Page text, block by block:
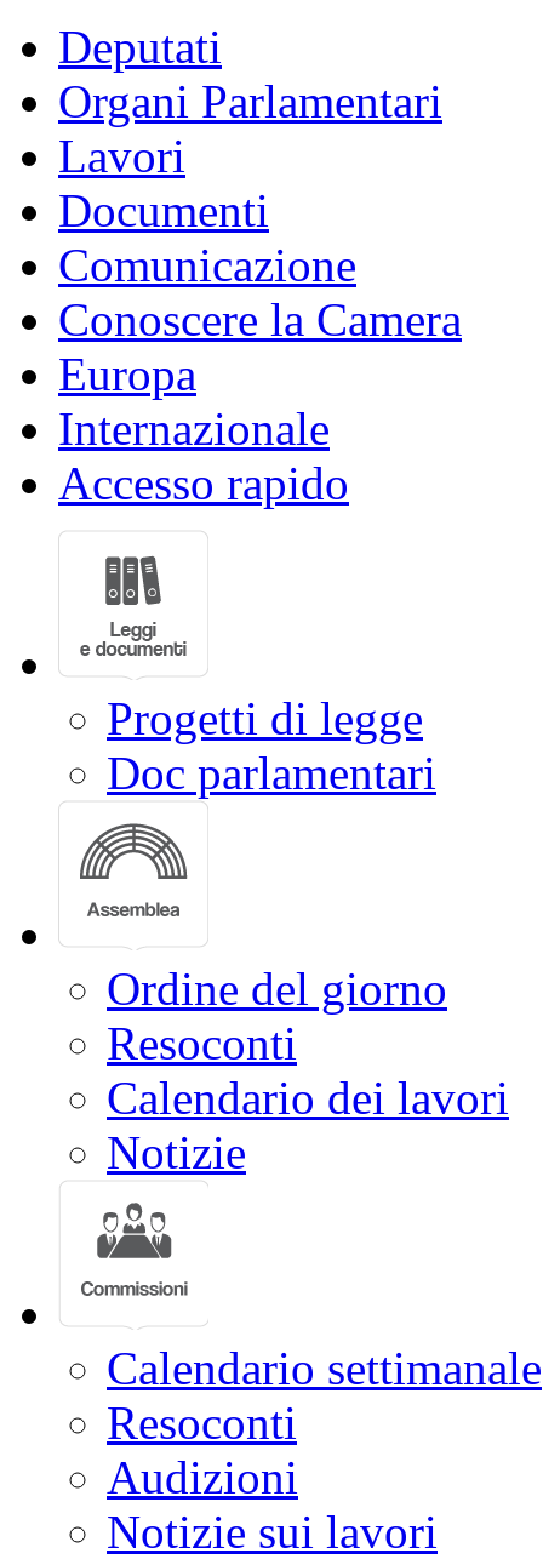
Deputati
Organi Parlamentari
Lavori
Documenti
Comunicazione
Conoscere la Camera
Europa
Internazionale
Accesso rapido
Progetti di legge
Doc parlamentari
Ordine del giorno
Resoconti
Calendario dei lavori
Notizie
Calendario settimanale
Resoconti
Audizioni
Notizie sui lavori